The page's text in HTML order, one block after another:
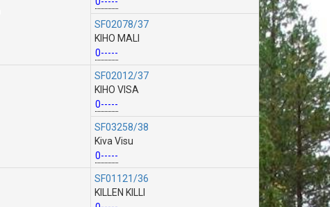
SF02078/37
KIHO MALI
0-----
SF02012/37
KIHO VISA
0-----
SF03258/38
Kiva Visu
0-----
SF01121/36
KILLEN KILLI